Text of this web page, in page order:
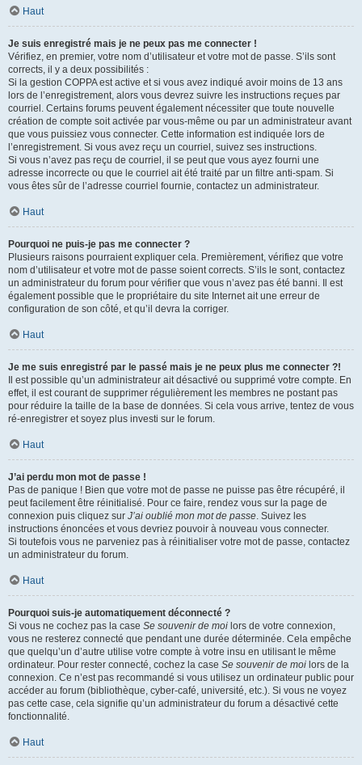
Haut
Je suis enregistré mais je ne peux pas me connecter !
Vérifiez, en premier, votre nom d’utilisateur et votre mot de passe. S’ils sont
corrects, il y a deux possibilités :
Si la gestion COPPA est active et si vous avez indiqué avoir moins de 13 ans
lors de l’enregistrement, alors vous devrez suivre les instructions reçues par
courriel. Certains forums peuvent également nécessiter que toute nouvelle
création de compte soit activée par vous-même ou par un administrateur avant
que vous puissiez vous connecter. Cette information est indiquée lors de
l’enregistrement. Si vous avez reçu un courriel, suivez ses instructions.
Si vous n’avez pas reçu de courriel, il se peut que vous ayez fourni une
adresse incorrecte ou que le courriel ait été traité par un filtre anti-spam. Si
vous êtes sûr de l’adresse courriel fournie, contactez un administrateur.
Haut
Pourquoi ne puis-je pas me connecter ?
Plusieurs raisons pourraient expliquer cela. Premièrement, vérifiez que votre
nom d’utilisateur et votre mot de passe soient corrects. S’ils le sont, contactez
un administrateur du forum pour vérifier que vous n’avez pas été banni. Il est
également possible que le propriétaire du site Internet ait une erreur de
configuration de son côté, et qu’il devra la corriger.
Haut
Je me suis enregistré par le passé mais je ne peux plus me connecter ?!
Il est possible qu’un administrateur ait désactivé ou supprimé votre compte. En
effet, il est courant de supprimer régulièrement les membres ne postant pas
pour réduire la taille de la base de données. Si cela vous arrive, tentez de vous
ré-enregistrer et soyez plus investi sur le forum.
Haut
J’ai perdu mon mot de passe !
Pas de panique ! Bien que votre mot de passe ne puisse pas être récupéré, il
peut facilement être réinitialisé. Pour ce faire, rendez vous sur la page de
connexion puis cliquez sur J’ai oublié mon mot de passe. Suivez les
instructions énoncées et vous devriez pouvoir à nouveau vous connecter.
Si toutefois vous ne parveniez pas à réinitialiser votre mot de passe, contactez
un administrateur du forum.
Haut
Pourquoi suis-je automatiquement déconnecté ?
Si vous ne cochez pas la case Se souvenir de moi lors de votre connexion,
vous ne resterez connecté que pendant une durée déterminée. Cela empêche
que quelqu’un d’autre utilise votre compte à votre insu en utilisant le même
ordinateur. Pour rester connecté, cochez la case Se souvenir de moi lors de la
connexion. Ce n’est pas recommandé si vous utilisez un ordinateur public pour
accéder au forum (bibliothèque, cyber-café, université, etc.). Si vous ne voyez
pas cette case, cela signifie qu’un administrateur du forum a désactivé cette
fonctionnalité.
Haut